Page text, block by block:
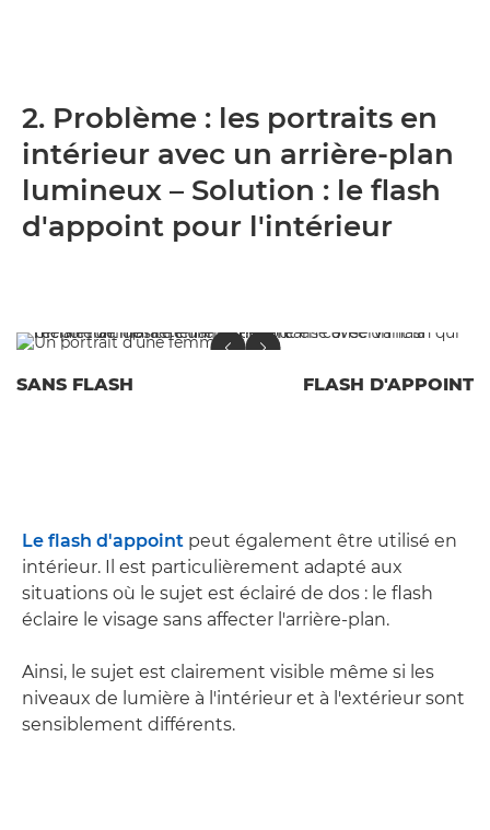
2. Problème : les portraits en
intérieur avec un arrière-plan
lumineux – Solution : le flash
d'appoint pour l'intérieur
SANS FLASH FLASH D'APPOINT
Le flash d'appoint peut également être utilisé en
intérieur. Il est particulièrement adapté aux
situations où le sujet est éclairé de dos : le flash
éclaire le visage sans affecter l'arrière-plan.
Ainsi, le sujet est clairement visible même si les
niveaux de lumière à l'intérieur et à l'extérieur sont
sensiblement différents.